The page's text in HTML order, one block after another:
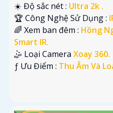
☀️ Độ sắc nét : Ultra 2k .
🏆 Công Nghệ Sử Dụng :
🌈 Xem ban đêm : Hồng
Smart IR.
🤹 Loại Camera Xoay 360.
️ƒ Ưu Điểm : Thu Âm Và